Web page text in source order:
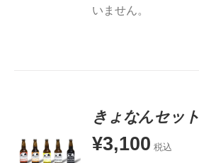
いません。
きょなんセット
¥3,100 税込